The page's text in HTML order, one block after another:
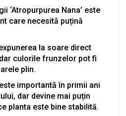
‘Atropurpurea Nana’ este
care necesită puțină
la soare direct
culorile frunzelor pot fi
plin.
importantă în primii ani
dar devine mai puțin
planta este bine stabilită.